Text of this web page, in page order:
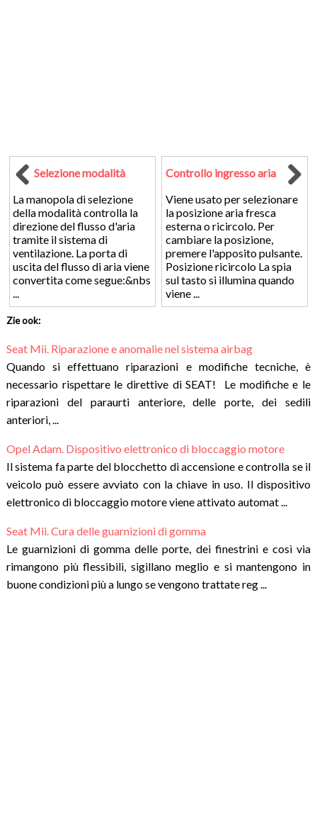
Selezione modalità
La manopola di selezione
della modalità controlla la
direzione del flusso d'aria
tramite il sistema di
ventilazione. La porta di
uscita del flusso di aria viene
convertita come segue:&nbs
Controllo ingresso aria
Viene usato per selezionare
la posizione aria fresca
esterna o ricircolo. Per
cambiare la posizione,
premere l'apposito pulsante.
Posizione ricircolo La spia
sul tasto si illumina quando
viene ...
Zie ook:
Seat Mii. Riparazione e anomalie nel sistema airbag
Quando si effettuano riparazioni e modifiche tecniche, è
necessario rispettare le direttive di SEAT! Le modifiche e le
riparazioni del paraurti anteriore, delle porte, dei sedili
anteriori, ...
Opel Adam. Dispositivo elettronico di bloccaggio motore
Il sistema fa parte del blocchetto di accensione e controlla se il
veicolo può essere avviato con la chiave in uso. Il dispositivo
elettronico di bloccaggio motore viene attivato automat ...
Seat Mii. Cura delle guarnizioni di gomma
Le guarnizioni di gomma delle porte, dei finestrini e così via
rimangono più flessibili, sigillano meglio e si mantengono in
buone condizioni più a lungo se vengono trattate reg ...